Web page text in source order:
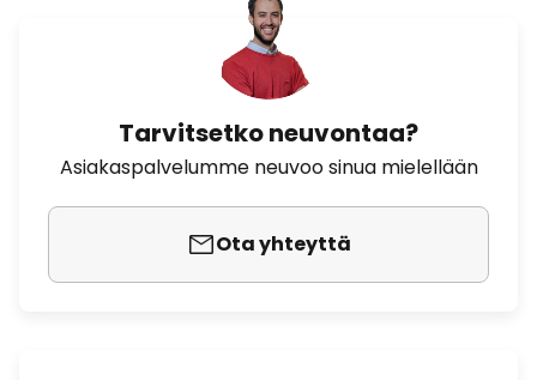
Tarvitsetko neuvontaa?
Asiakaspalvelumme neuvoo sinua mielellään
Ota yhteyttä